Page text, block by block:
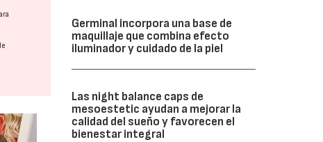
Germinal incorpora una base de
maquillaje que combina efecto
iluminador y cuidado de la piel
Las night balance caps de
mesoestetic ayudan a mejorar la
calidad del sueño y favorecen el
bienestar integral